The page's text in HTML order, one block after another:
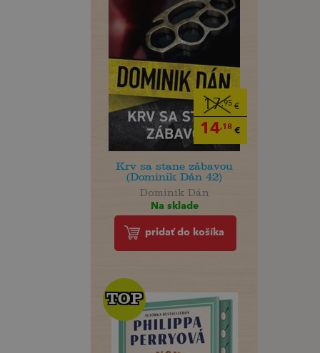
17,95€
14,18€
Krv sa stane zábavou
(Dominik Dán 42)
Dominik Dán
Na sklade
pridať do košíka
TOP
TOP